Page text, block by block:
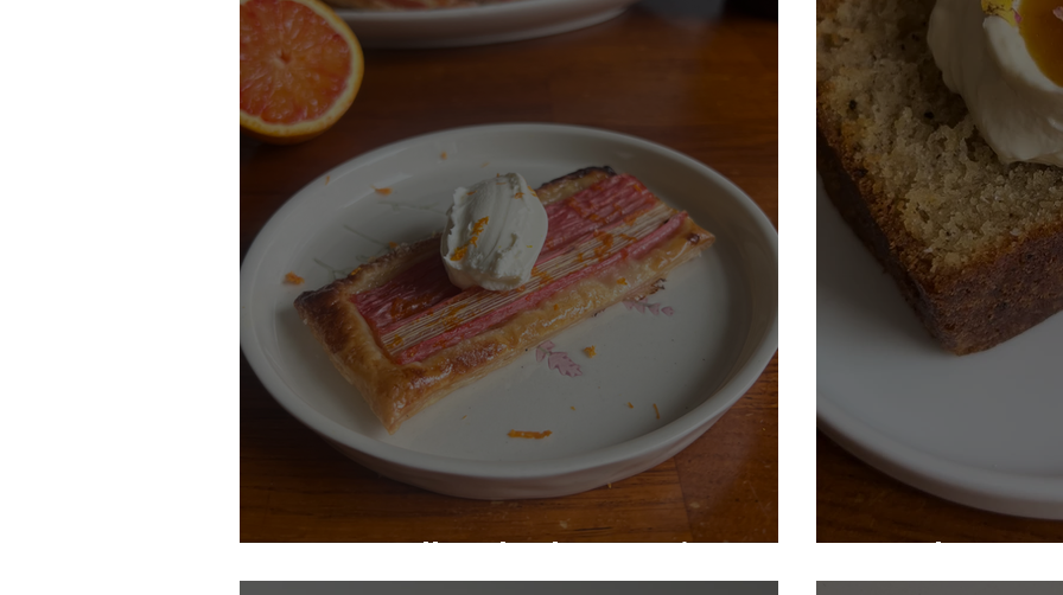
Snelle rabarbertaartjes Earl Grey